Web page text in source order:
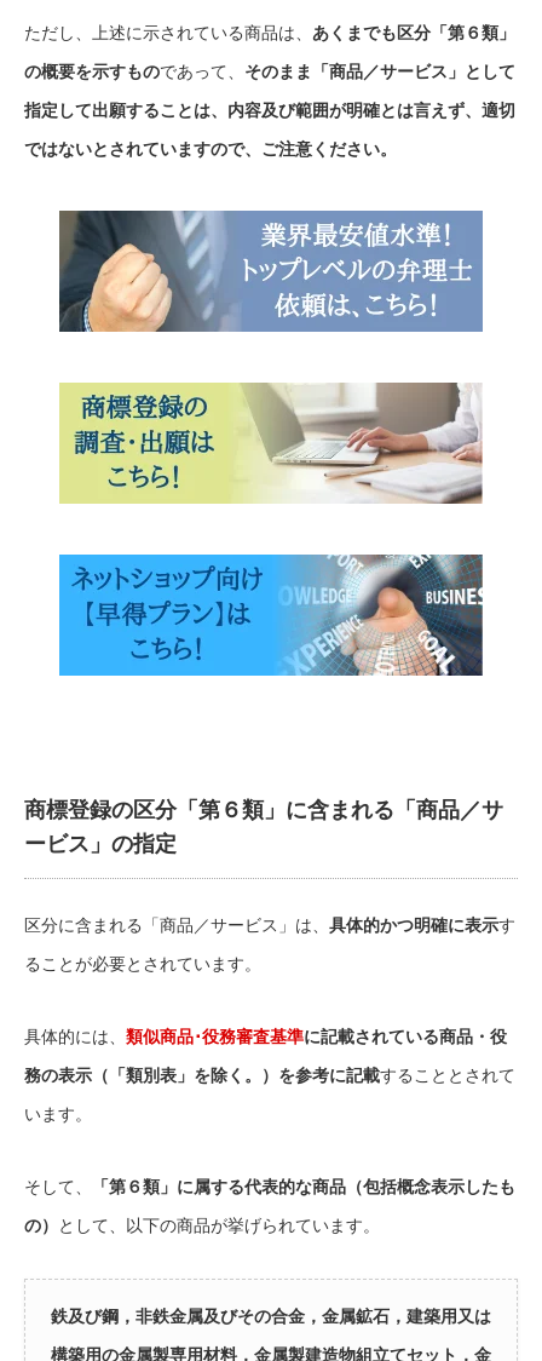
ただし、上述に示されている商品は、 あくまでも区分「第６類」
の概要を示すものであって、 そのまま「商品／サービス」として
指定して出願することは、内容及び範囲が明確とは言えず、適切
ではないとされていますので、ご注意ください。
商標登録の区分「第６類」に含まれる「商品／サ
ービス」の指定
区分に含まれる「商品／サービス」は、 具体的かつ明確に表示す
ることが必要とされています。
具体的には、 類似商品･役務審査基準に記載されている商品・役
務の表示（「類別表」を除く。）を参考に記載することとされて
います。
そして、
「第６類」に属する代表的な商品（包括概念表示したも
の）
として、以下の商品が挙げられています。
鉄及び鋼，非鉄金属及びその合金，金属鉱石，建築用又は
構築用の金属製専用材料，金属製建造物組立てセット，金